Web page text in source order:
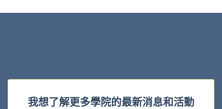
我想了解更多學院的最新消息和活動